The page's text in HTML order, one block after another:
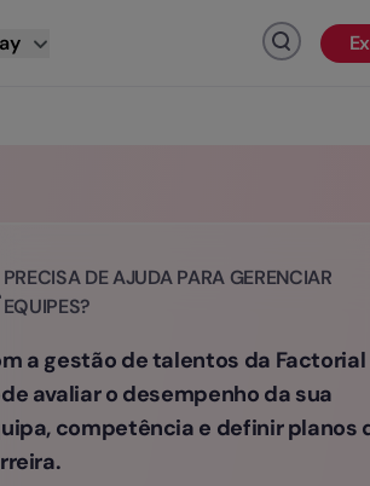
Clique
PRECISA DE AJUDA PARA GERENCIAR
EQUIPES?
a gestão de talentos da Factorial
avaliar o desempenho da sua
competência e definir planos